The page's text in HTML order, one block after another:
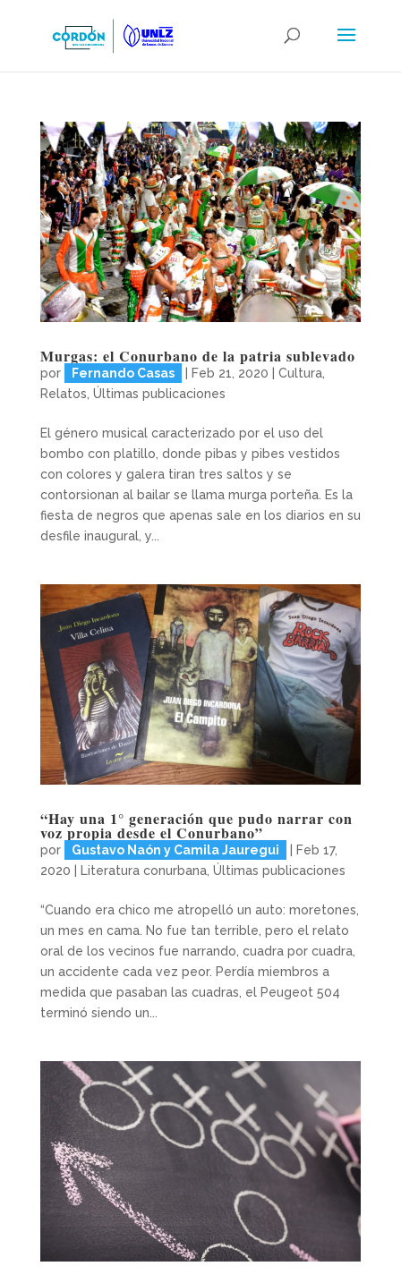
Murgas: el Conurbano de la patria sublevado
por Fernando Casas Feb 21, 2020 Cultura,
Relatos Últimas publicaciones
El género musical caracterizado por el uso del
bombo con platillo, donde pibas y pibes vestidos
con colores y galera tiran tres saltos y se
contorsionan al bailar se llama murga porteña. Es la
fiesta de negros que apenas sale en los diarios en su
desfile inaugural, y...
“Hay una 1° generación que pudo narrar con
voz propia desde el Conurbano”
por Gustavo Naón y Camila Jauregui
Feb 17,
2020
Literatura conurbana, Últimas publicaciones
“Cuando era chico me atropelló un auto: moretones,
un mes en cama. No fue tan terrible, pero el relato
oral de los vecinos fue narrando, cuadra por cuadra,
un accidente cada vez peor. Perdía miembros a
medida que pasaban las cuadras, el Peugeot 504
terminó siendo un...